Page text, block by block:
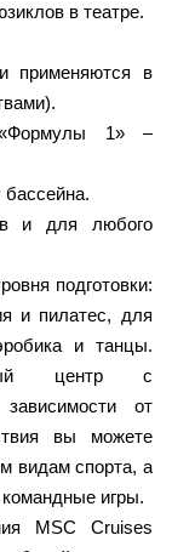
в театре.
применяются в
«Формулы 1» –
бассейна.
и для любого
подготовки:
и пилатес, для
и танцы.
центр с
от
вы можете
видам спорта, а
игры.
MSC Cruises